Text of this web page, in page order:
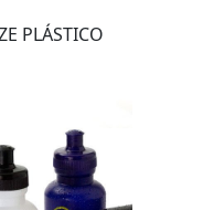
PLÁSTICO